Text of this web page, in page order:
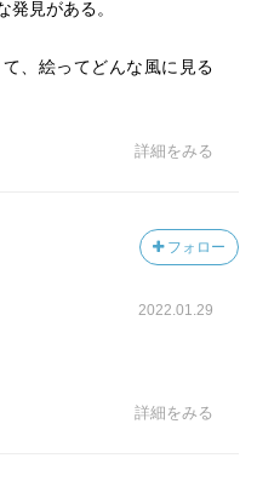
発見がある。
、絵ってどんな風に見る
詳細をみる
フォロー
2022.01.29
詳細をみる